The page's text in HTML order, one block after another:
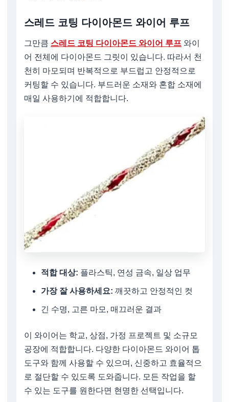
스레드 코팅 다이아몬드 와이어 루프
그만큼 스레드 코팅 다이아몬드 와이어 루프 와이
어 전체에 다이아몬드 그릿이 있습니다. 따라서 천
천히 마모되며 반복적으로 부드럽고 안정적으로
커팅할 수 있습니다. 부드러운 소재와 혼합 소재에
매일 사용하기에 적합합니다.
적합 대상: 플라스틱, 연성 금속, 일상 업무
가장 잘 사용하세요: 깨끗하고 안정적인 컷
긴 수명, 고른 마모, 매끄러운 결과
이 와이어는 학교, 상점, 가정 프로젝트 및 소규모
공장에 적합합니다. 다양한 다이아몬드 와이어 톱
도구와 함께 사용할 수 있으며, 신중하고 효율적으
로 절단할 수 있도록 도와줍니다. 모든 작업을 할
수 있는 도구를 원한다면 현명한 선택입니다.